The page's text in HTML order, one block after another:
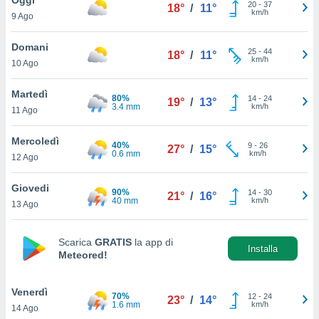
è
al sito
di
ci
di
il
un
la
nella
9 Ago
18° / 11° 20- 37
km/h
Domani
10 Ago
18° / 11° 25- 44
km/h
Martedì
11 Ago
80%
3.4 mm
19° / 13° 14- 24
km/h
Mercoledì
12 Ago
40%
0.6 mm
27° / 15° 9- 26
km/h
Giovedi
13 Ago
90%
40 mm
21° / 16° 14- 30
km/h
Scarica GRATIS la app di
Meteored!
Installa
Venerdì
14 Ago
70%
1.6 mm
23° / 14° 12- 24
km/h